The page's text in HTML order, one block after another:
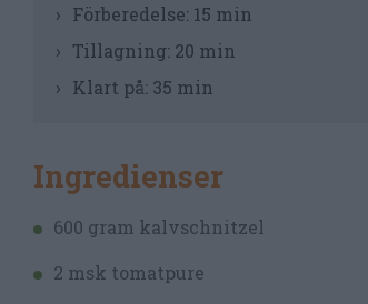
Förberedelse: 15 min
Tillagning: 20 min
Klart på: 35 min
Ingredienser
600 gram kalvschnitzel
2 msk tomatpure